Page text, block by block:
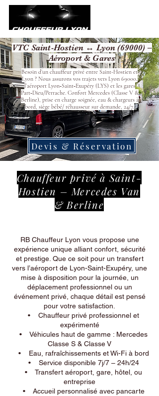
VTC Saint-Hostien ↔ Lyon (69000) –
Aéroport & Gares
Besoin d’un chauffeur privé entre Saint-Hostien et
Lyon ? Nous assurons vos trajets vers Lyon 69000,
l’aéroport Lyon‑Saint‑Exupéry (LYS) et les gares
Part‑Dieu/Perrache. Confort Mercedes (Classe V &
Berline), prise en charge soignée, eau & chargeurs à
bord, siège bébé/ réhausseur sur demande, 24/7.
Devis & Réservation
Chauffeur privé à Saint-
Hostien – Mercedes Van
& Berline
RB Chauffeur Lyon vous propose une
expérience unique alliant confort, sécurité
et prestige. Que ce soit pour un transfert
vers l’aéroport de Lyon-Saint-Exupéry, une
mise à disposition pour la journée, un
déplacement professionnel ou un
événement privé, chaque détail est pensé
pour votre satisfaction.
• Chauffeur privé professionnel et
expérimenté
• Véhicules haut de gamme : Mercedes
Classe S & Classe V
• Eau, rafraîchissements et Wi-Fi à bord
• Service disponible 7j/7 – 24h/24
• Transfert aéroport, gare, hôtel, ou
entreprise
• Accueil personnalisé avec pancarte